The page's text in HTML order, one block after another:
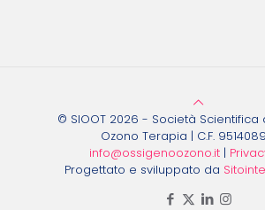
© SIOOT 2026 - Società Scientifica
Ozono Terapia | C.F.
info@ossigenoozono.it |
Progettato e sviluppato da